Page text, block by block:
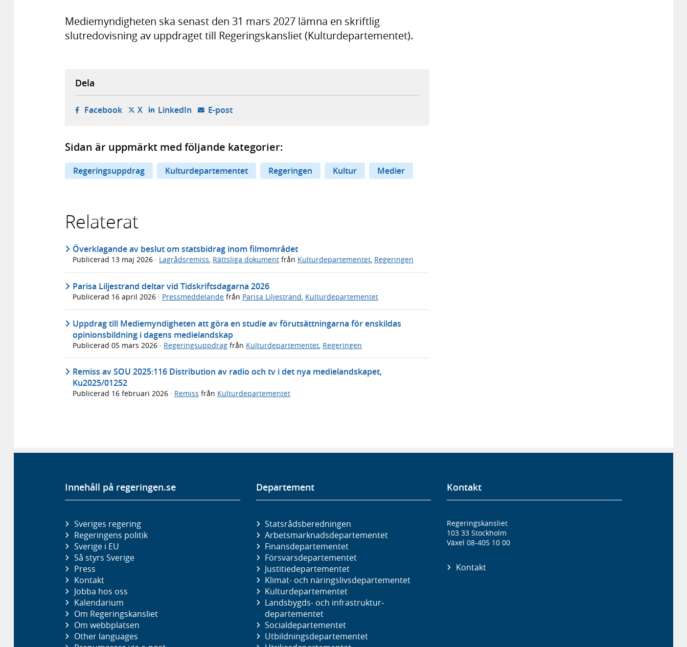
Mediemyndigheten ska senast den 31 mars 2027 lämna en skriftlig
slutredovisning av uppdraget till Regeringskansliet (Kulturdepartementet).
Dela
Facebook- öppnas i ny flik, extern webbplats,
X- öppnas i ny flik, extern webbplats,
LinkedIn- öppnas i ny flik, extern webbplats,
E-post- öppnar din e-postklient,
Sidan är uppmärkt med följande kategorier:
Regeringsuppdrag Kulturdepartementet Regeringen Kultur Medier
Relaterat
Överklagande av beslut om statsbidrag inom filmområdet
Publicerad 13 maj 2026 · Lagrådsremiss, Rättsliga dokument från Kulturdepartementet, Regeringen
Parisa Liljestrand deltar vid Tidskriftsdagarna 2026
Publicerad 16 april 2026 · Pressmeddelande från Parisa Liljestrand, Kulturdepartementet
Uppdrag till Mediemyndigheten att göra en studie av förutsättningarna för enskildas
opinionsbildning i dagens medielandskap
Publicerad 05 mars 2026 · Regeringsuppdrag från Kulturdepartementet Regeringen
Remiss av SOU 2025:116 Distribution av radio och tv i det nya medielandskapet,
Ku2025/01252
Publicerad 16 februari 2026 · Remiss från Kulturdepartementet
Innehåll på regeringen.se
Sveriges regering
Regeringens politik
Sverige i EU
Så styrs Sverige
Press
Kontakt
Jobba hos oss
Kalendarium
Om Regeringskansliet
Om webbplatsen
Other languages
Departement
Statsrådsberedningen
Arbetsmarknads­departementet
Finans­departementet
Försvars­departementet
Justitie­departementet
Klimat- och näringslivs­departementet
Kultur­departementet
Landsbygds- och infrastruktur­
departementet
Social­departementet
Utbildnings­departementet
Kontakt
Regeringskansliet
103 33 Stockholm
Växel 08-405 10 00
Kontakt